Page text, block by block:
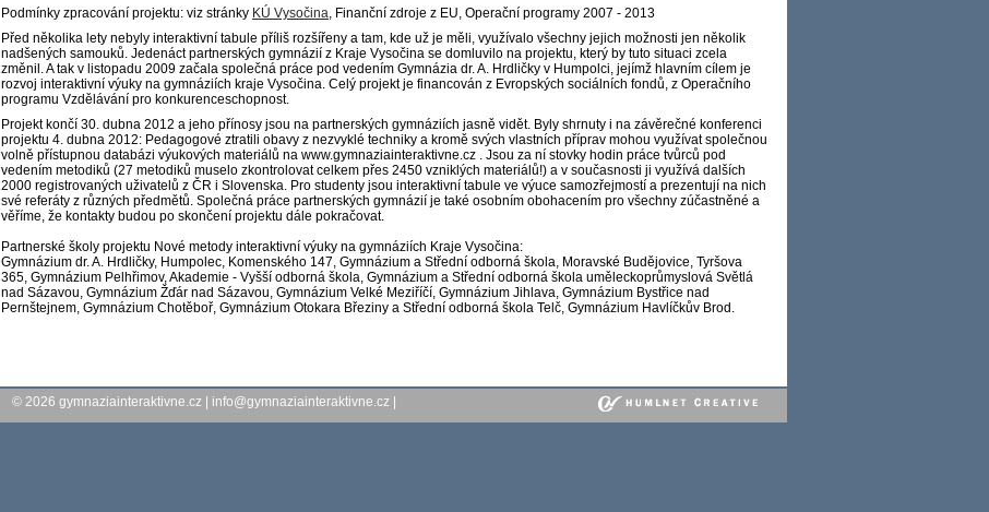
Podmínky zpracování projektu: viz stránky KÚ Vysočina, Finanční zdroje z EU, Operační programy 2007 - 2013
Před několika lety nebyly interaktivní tabule příliš rozšířeny a tam, kde už je měli, využívalo všechny jejich možnosti jen několik
nadšených samouků. Jedenáct partnerských gymnázií z Kraje Vysočina se domluvilo na projektu, který by tuto situaci zcela
změnil. A tak v listopadu 2009 začala společná práce pod vedením Gymnázia dr. A. Hrdličky v Humpolci, jejímž hlavním cílem je
rozvoj interaktivní výuky na gymnáziích kraje Vysočina. Celý projekt je financován z Evropských sociálních fondů, z Operačního
programu Vzdělávání pro konkurenceschopnost.
Projekt končí 30. dubna 2012 a jeho přínosy jsou na partnerských gymnáziích jasně vidět. Byly shrnuty i na závěrečné konferenci
projektu 4. dubna 2012: Pedagogové ztratili obavy z nezvyklé techniky a kromě svých vlastních příprav mohou využívat společnou
volně přístupnou databázi výukových materiálů na www.gymnaziainteraktivne.cz . Jsou za ní stovky hodin práce tvůrců pod
vedením metodiků (27 metodiků muselo zkontrolovat celkem přes 2450 vzniklých materiálů!) a v současnosti ji využívá dalších
2000 registrovaných uživatelů z ČR i Slovenska. Pro studenty jsou interaktivní tabule ve výuce samozřejmostí a prezentují na nich
své referáty z různých předmětů. Společná práce partnerských gymnázií je také osobním obohacením pro všechny zúčastněné a
věříme, že kontakty budou po skončení projektu dále pokračovat.
Partnerské školy projektu Nové metody interaktivní výuky na gymnáziích Kraje Vysočina:
Gymnázium dr. A. Hrdličky, Humpolec, Komenského 147, Gymnázium a Střední odborná škola, Moravské Budějovice, Tyršova
365, Gymnázium Pelhřimov, Akademie - Vyšší odborná škola, Gymnázium a Střední odborná škola uměleckoprůmyslová Světlá
nad Sázavou, Gymnázium Žďár nad Sázavou, Gymnázium Velké Meziříčí, Gymnázium Jihlava, Gymnázium Bystřice nad
Pernštejnem, Gymnázium Chotěboř, Gymnázium Otokara Březiny a Střední odborná škola Telč, Gymnázium Havlíčkův Brod.
© 2026 gymnaziainteraktivne.cz info@gymnaziainteraktivne.cz